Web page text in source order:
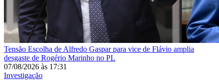
Tensão Escolha de Alfredo Gaspar para vice de Flávio amplia
desgaste de Rogério Marinho no PL
07/08/2026 às 17:31
Investigação